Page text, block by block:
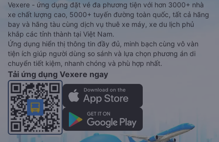
Vexere - ứng dụng đặt vé đa phương tiện với hơn 3000+ nhà
xe chất lượng cao, 5000+ tuyến đường toàn quốc, tất cả hãng
bay và hãng tàu cùng dịch vụ thuê xe máy, xe du lịch phủ
khắp các tỉnh thành tại Việt Nam.
Ứng dụng hiển thị thông tin đầy đủ, minh bạch cùng vô vàn
tiện ích giúp người dùng so sánh và lựa chọn phương án di
chuyển tiết kiệm, nhanh chóng và phù hợp nhất.
Tải ứng dụng Vexere ngay